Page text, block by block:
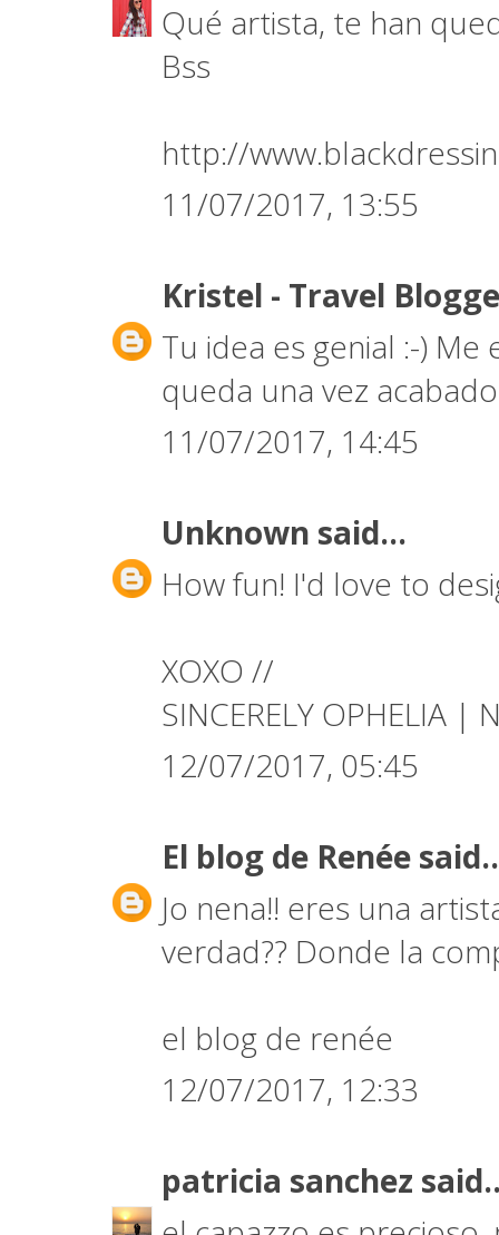
Qué artista, te han
Bss
http://
11/07/2017, 13:55
Kristel - Travel
Tu idea es genial :-)
queda una vez
11/07/2017, 14:45
Unknown said...
How fun! I'd love to
XOXO //
SINCERELY OPHELIA |
12/07/2017, 05:45
El blog de Renée
Jo nena!! eres una
verdad?? Donde la
el blog de renée
12/07/2017, 12:33
patricia sanchez